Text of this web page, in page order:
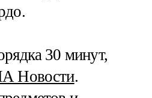
30 минут,
Новости.